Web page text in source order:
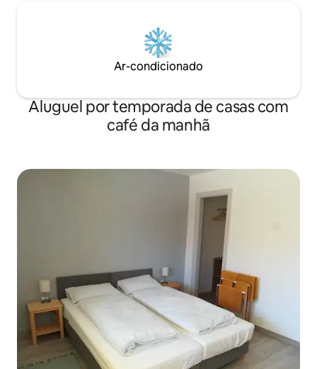
Ar-condicionado
Aluguel por temporada de casas com
café da manhã